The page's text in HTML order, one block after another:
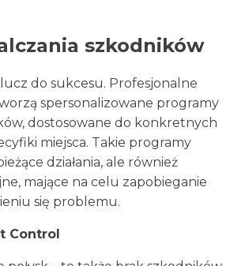
szkodników
do sukcesu. Profesjonalne
spersonalizowane programy
dostosowane do konkretnych
miejsca. Takie programy
działania, ale również
mające na celu zapobieganie
się problemu.
Control